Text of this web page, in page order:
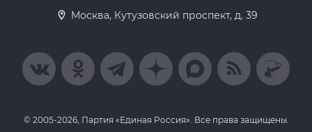
Москва, Кутузовский проспект, д. 39
© 2005-2026, Партия «Единая Россия». Все права защищены.